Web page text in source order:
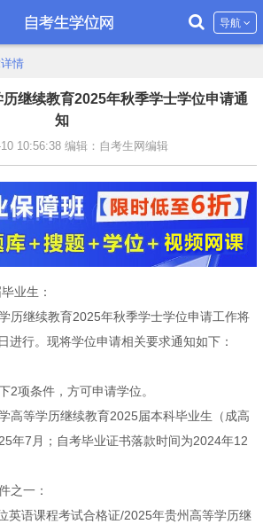
导航
情
继续教育2025年秋季学士学位申请通
知
10:56:38 编辑：自考生网编辑
业生：
历继续教育2025年秋季学士学位申请工作将
进行。现将学位申请相关要求通知如下：
2项条件，方可申请学位。
高等学历继续教育2025届本科毕业生（成高
年7月；自考毕业证书落款时间为2024年12
之一：
英语课程考试合格证/2025年贵州高等学历继